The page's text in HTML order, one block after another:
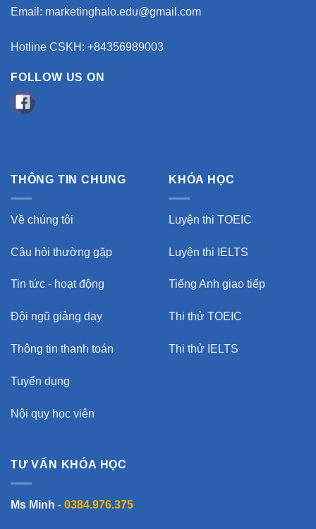
Email: marketinghalo.edu@gmail.com
Hotline CSKH: +84356989003
FOLLOW US ON
THÔNG TIN CHUNG
Về chúng tôi
Câu hỏi thường gặp
Tin tức - hoạt động
Đội ngũ giảng dạy
Thông tin thanh toán
Tuyển dụng
Nội quy học viên
KHÓA HỌC
Luyện thi TOEIC
Luyện thi IELTS
Tiếng Anh giao tiếp
Thi thử TOEIC
Thi thử IELTS
TƯ VẤN KHÓA HỌC
Ms Minh - 0384.976.375